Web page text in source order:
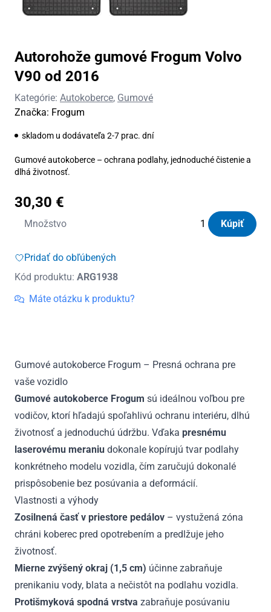
Autorohože gumové Frogum Volvo
V90 od 2016
Kategórie: Autokoberce, Gumové
Značka: Frogum
skladom u dodávateľa 2-7 prac. dní
Gumové autokoberce – ochrana podlahy, jednoduché čistenie a
dlhá životnosť.
30,30 €
Množstvo
množstvo
gumové
Volvo
V90
Kúpiť
Pridať do obľúbených
Kód produktu: ARG1938
Máte otázku k produktu?
Gumové autokoberce Frogum – Presná ochrana pre
vaše vozidlo
Gumové autokoberce Frogum sú ideálnou voľbou pre
vodičov, ktorí hľadajú spoľahlivú ochranu interiéru, dlhú
životnosť a jednoduchú údržbu. Vďaka presnému
laserovému meraniu dokonale kopírujú tvar podlahy
konkrétneho modelu vozidla, čím zaručujú dokonalé
prispôsobenie bez posúvania a deformácií.
Vlastnosti a výhody
Zosilnená časť v priestore pedálov – vystužená zóna
chráni koberec pred opotrebením a predlžuje jeho
životnosť.
Mierne zvýšený okraj (1,5 cm) účinne zabraňuje
prenikaniu vody, blata a nečistôt na podlahu vozidla.
Protišmyková spodná vrstva zabraňuje posúvaniu